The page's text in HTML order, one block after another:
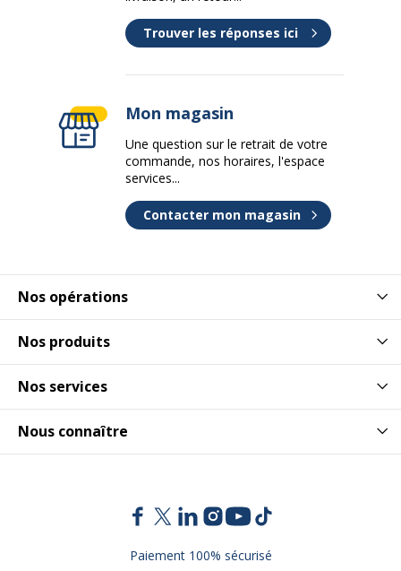
Nos opérations
Nos produits
Nos services
Nous connaître
Trouver les réponses ici
Mon magasin
Une question sur le retrait de votre
commande, nos horaires, l'espace
services...
Contacter mon magasin
Paiement 100% sécurisé